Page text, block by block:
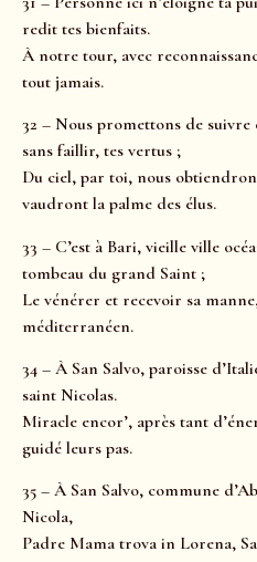
redit tes bienfaits.
À notre tour, avec
tout jamais.
32 – Nous promettons de
sans faillir, tes vertus ;
Du ciel, par toi, nous
vaudront la palme des élus.
33 – C’est à Bari, vieille ville
tombeau du grand Saint ;
Le vénérer et recevoir sa
méditerranéen.
34 – À San Salvo, paroisse
saint Nicolas.
Miracle encor’, après tant
guidé leurs pas.
35 – À San Salvo, commune
Nicola,
Padre Mama trova in Lorena,